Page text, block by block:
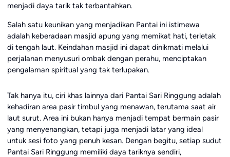
menjadi daya tarik tak terbantahkan.
Salah satu keunikan yang menjadikan Pantai ini istimewa
adalah keberadaan masjid apung yang memikat hati, terletak
di tengah laut. Keindahan masjid ini dapat dinikmati melalui
perjalanan menyusuri ombak dengan perahu, menciptakan
pengalaman spiritual yang tak terlupakan.
Tak hanya itu, ciri khas lainnya dari Pantai Sari Ringgung adalah
kehadiran area pasir timbul yang menawan, terutama saat air
laut surut. Area ini bukan hanya menjadi tempat bermain pasir
yang menyenangkan, tetapi juga menjadi latar yang ideal
untuk sesi foto yang penuh kesan. Dengan begitu, setiap sudut
Pantai Sari Ringgung memiliki daya tariknya sendiri,